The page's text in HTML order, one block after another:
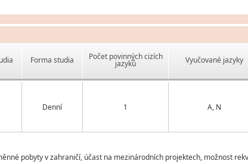
Forma studia Počet povinných cizích
jazyků Vyučované jazyky
Denní 1 A, N
pobyty v zahraničí, účast na mezinárodních projektech, možnost